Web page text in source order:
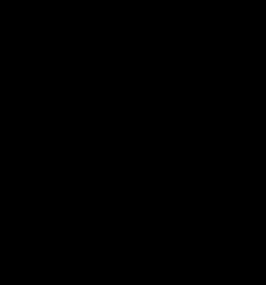
è una soluzione basata sul
visualizzazione e alla
migliori con dati
tempo reale con OPERA Cloud
decisionale